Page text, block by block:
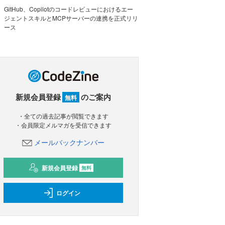
GitHub、Copilotのコードレビューにおけるエー
ジェントスキルとMCPサーバーの連携を正式リリ
ース
新規会員登録 無料 のご案内
・全ての過去記事が閲覧できます
・会員限定メルマガを受信できます
メールバックナンバー
新規会員登録 無料
ログイン